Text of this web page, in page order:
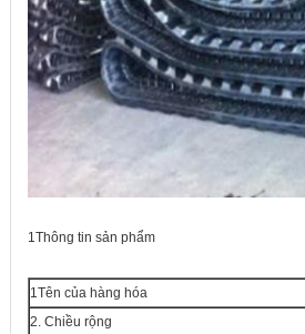
1Thông tin sản phẩm
1Tên của hàng hóa
2. Chiều rộng